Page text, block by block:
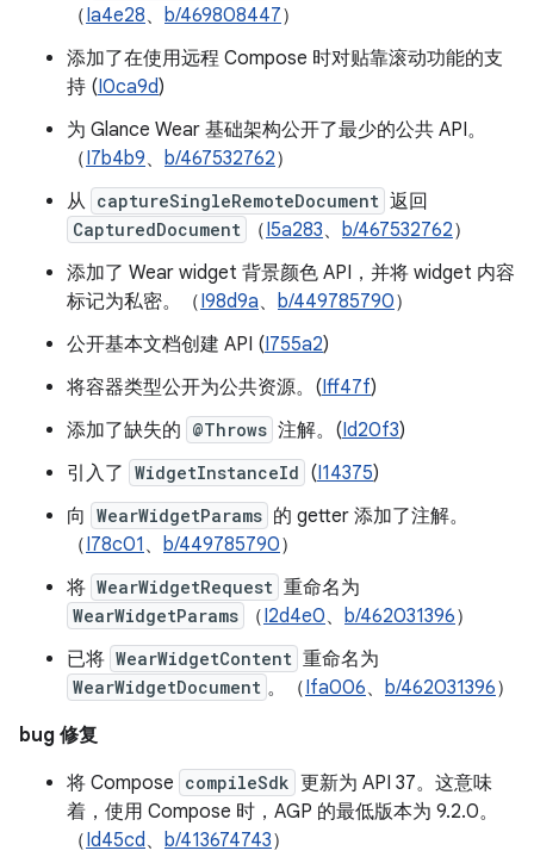
（Ia4e28、 b/469808447）
添加了在使用远程 Compose 时对贴靠滚动功能的支
持 (I0ca9d)
为 Glance Wear 基础架构公开了最少的公共 API。
（I7b4b9、 b/467532762）
从 captureSingleRemoteDocument 返回
CapturedDocument （I5a283、 b/467532762）
添加了 Wear widget 背景颜色 API，并将 widget 内容
标记为私密。（I98d9a、 b/449785790）
公开基本文档创建 API (I755a2)
将容器类型公开为公共资源。(Iff47f)
添加了缺失的 @Throws 注解。(Id20f3)
引入了 WidgetInstanceId (I14375)
向 WearWidgetParams 的 getter 添加了注解。
（I78c01 、 b/449785790）
将 WearWidgetRequest 重命名为
WearWidgetParams （I2d4e0、 b/462031396）
已将 WearWidgetContent 重命名为
WearWidgetDocument 。（Ifa006、 b/462031396）
bug 修复
将 Compose compileSdk 更新为 API 37。这意味
着，使用 Compose 时，AGP 的最低版本为 9.2.0。
（Id45cd、 b/413674743）